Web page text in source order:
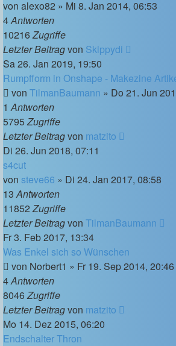
von alexo82 » Mi 8. Jan 2014, 06:53
4Antworten
10216Zugriffe
Letzter Beitragvon Skippydi
Sa 26. Jan 2019, 19:50
Rumpfform in Onshape - Makezine
von TilmanBaumann » Do 21. Jun
1Antworten
5795Zugriffe
Letzter Beitragvon matzito
Di 26. Jun 2018, 07:11
s4cut
von steve66 » Di 24. Jan 2017, 08:58
13Antworten
11852Zugriffe
Letzter Beitragvon TilmanBaumann
Fr 3. Feb 2017, 13:34
Was Enkel sich so Wünschen
von Norbert1 » Fr 19. Sep 2014, 20:46
4Antworten
8046Zugriffe
Letzter Beitragvon matzito
Mo 14. Dez 2015, 06:20
Endschalter Thron